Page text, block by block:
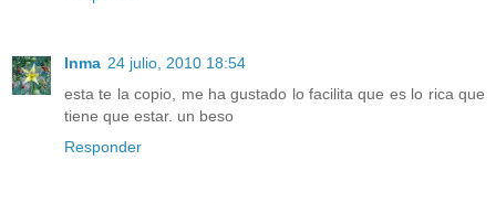
Inma 24 julio, 2010 18:54
esta te la copio, me ha gustado lo facilita que es lo rica que
tiene que estar. un beso
Responder